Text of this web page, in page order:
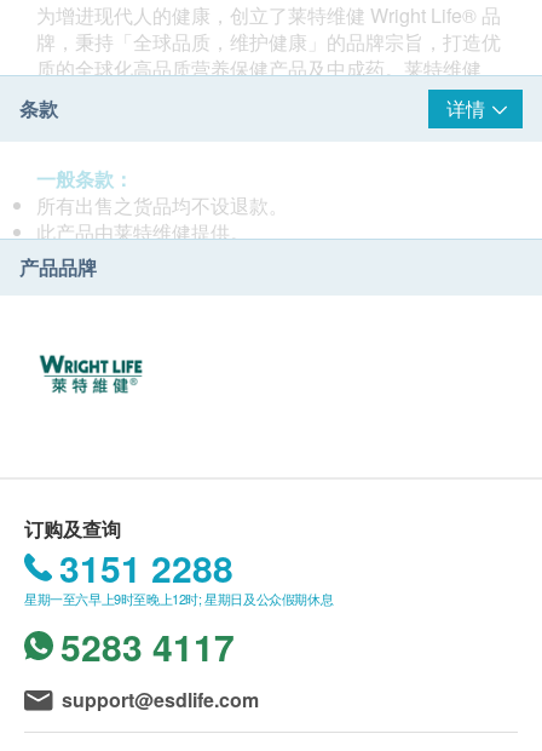
为增进现代人的健康，创立了莱特维健 Wright Life® 品
牌，秉持「全球品质，维护健康」的品牌宗旨，打造优
质的全球化高品质营养保健产品及中成药。莱特维健
Wright Life® 从中国医药学五千多年的传统药理及药典
作蓝图，利用最严谨的现今科技及规格，配合尖端技术
人员，研制出品质优良、安全可靠的现代中药，让现代
城市人从基本改善健康，坚守品牌承诺。
条款 详情
一般条款：
所有出售之货品均不设退款。
此产品由莱特维健提供。
如有任何争议，莱特维健及健康网购Health.ESDlife保
留最终决议权。
购买莱特维健产品总额满HK$400，即可享本地免费送
货服务。 账单总额未满HK$400需附加HK$50运费。
若生活易未能提供任何订单上的货品，生活易有权拒绝
接受该订单，并且会于送货前透过电话或电邮通知顾客
再作安排。
保用：
货品质量保证，于顾客收到产品当日起计，食用期应最
少有9个月或以上。
退换条款：
产品品牌
订购及查询
3151 2288
星期一至六早上9时至晚上12时; 星期日及公众假期休息
5283 4117
support@esdlife.com